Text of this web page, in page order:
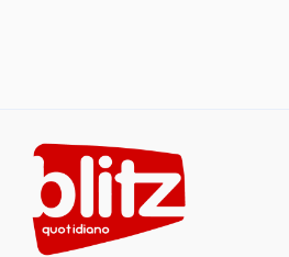
content